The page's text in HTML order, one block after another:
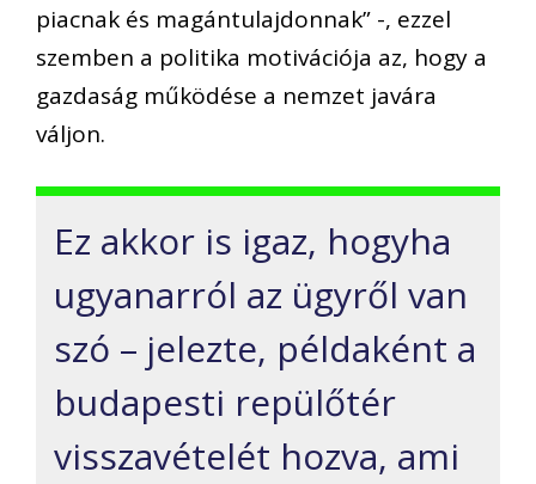
piacnak és magántulajdonnak” -, ezzel
szemben a politika motivációja az, hogy a
gazdaság működése a nemzet javára
váljon.
Ez akkor is igaz, hogyha
ugyanarról az ügyről van
szó – jelezte, példaként a
budapesti repülőtér
visszavételét hozva, ami